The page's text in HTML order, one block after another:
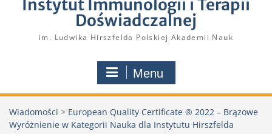
Instytut Immunologii i Terapii
Doświadczalnej
im. Ludwika Hirszfelda Polskiej Akademii Nauk
Menu
Wiadomości > European Quality Certificate ® 2022 – Brązowe
Wyróżnienie w Kategorii Nauka dla Instytutu Hirszfelda